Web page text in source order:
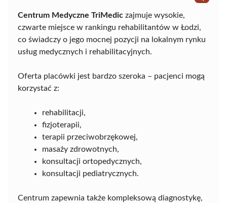
Centrum Medyczne TriMedic zajmuje wysokie,
czwarte miejsce w rankingu rehabilitantów w Łodzi,
co świadczy o jego mocnej pozycji na lokalnym rynku
usług medycznych i rehabilitacyjnych.
Oferta placówki jest bardzo szeroka – pacjenci mogą
korzystać z:
rehabilitacji,
fizjoterapii,
terapii przeciwobrzękowej,
masaży zdrowotnych,
konsultacji ortopedycznych,
konsultacji pediatrycznych.
Centrum zapewnia także kompleksową diagnostykę,